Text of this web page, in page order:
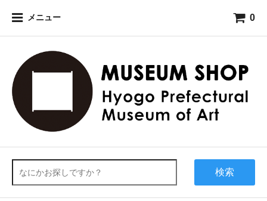
メニュー 0
検索